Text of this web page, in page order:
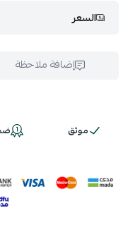
السعر
إضافة ملاحظة
اسحب
موثق